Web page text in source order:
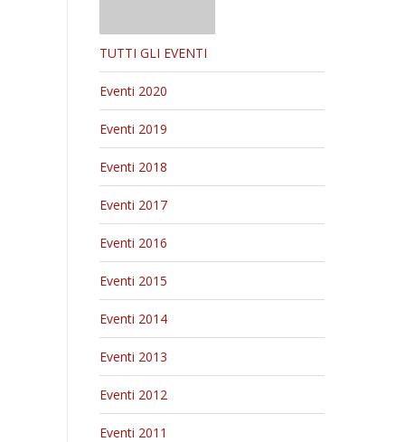
TUTTI GLI EVENTI
Eventi 2020
Eventi 2019
Eventi 2018
Eventi 2017
Eventi 2016
Eventi 2015
Eventi 2014
Eventi 2013
Eventi 2012
Eventi 2011